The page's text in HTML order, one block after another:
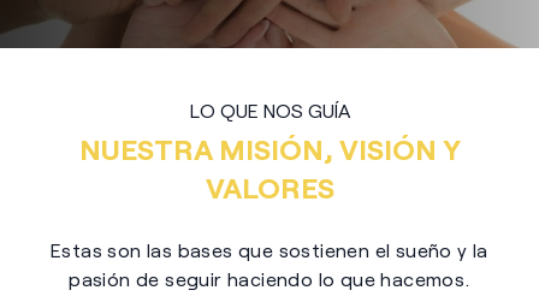
LO QUE NOS GUÍA
NUESTRA MISIÓN, VISIÓN Y
VALORES
Estas son las bases que sostienen el sueño y la
pasión de seguir haciendo lo que hacemos.